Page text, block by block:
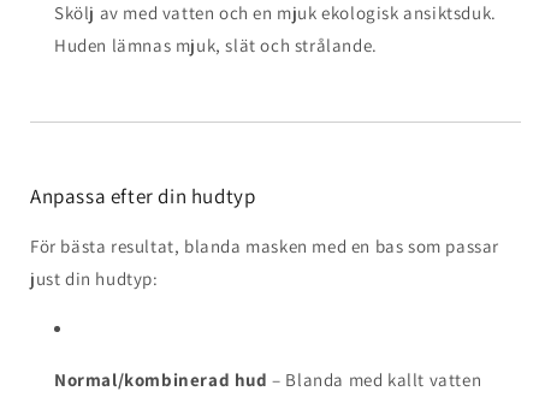
Skölj av med vatten och en mjuk ekologisk ansiktsduk.
Huden lämnas mjuk, slät och strålande.
Anpassa efter din hudtyp
För bästa resultat, blanda masken med en bas som passar
just din hudtyp:
Normal/kombinerad hud – Blanda med kallt vatten